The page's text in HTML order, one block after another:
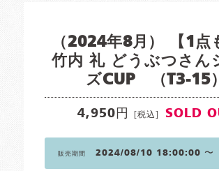
（2024年8月） 【1点
竹内 礼 どうぶつさん
ズCUP （T3-15）
4,950円 [税込] SOLD
販売期間 2024/08/10 18:00:00 〜